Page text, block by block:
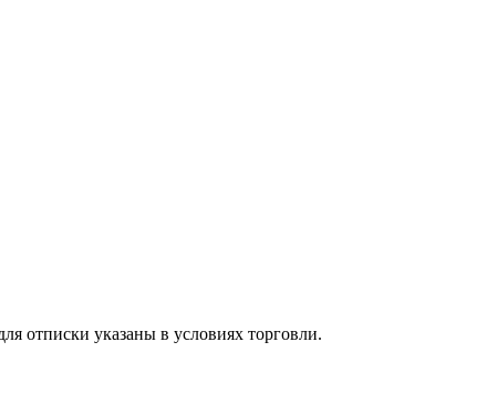
отписки указаны в условиях торговли.